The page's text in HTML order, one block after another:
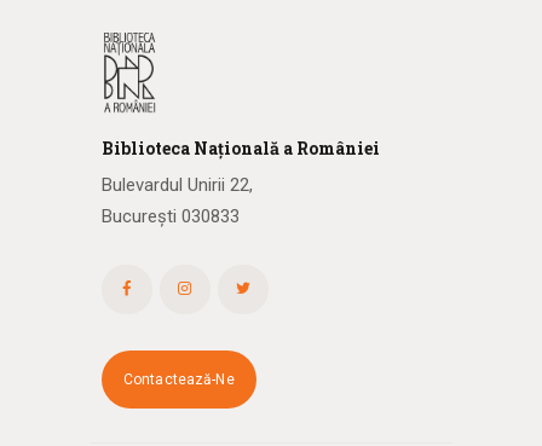
Biblioteca Națională a României
Bulevardul Unirii 22,
București 030833
Contactează-Ne